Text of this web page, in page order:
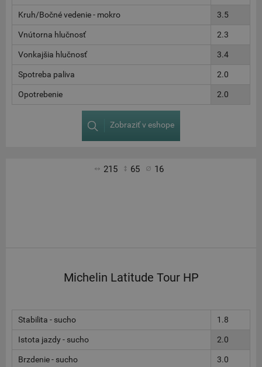
Kruh/Bočné vedenie - mokro 3.5
Vnútorna hlučnosť 2.3
Vonkajšia hlučnosť 3.4
Spotreba paliva 2.0
Opotrebenie 2.0
Zobraziť v eshope
215 65 16
Michelin Latitude Tour HP
Stabilita - sucho 1.8
Istota jazdy - sucho 2.0
Brzdenie - sucho 3.0